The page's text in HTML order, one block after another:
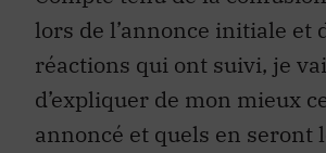
lors de l’annonce initiale et
réactions qui ont suivi, je
d’expliquer de mon mieux
annoncé et quels en seront